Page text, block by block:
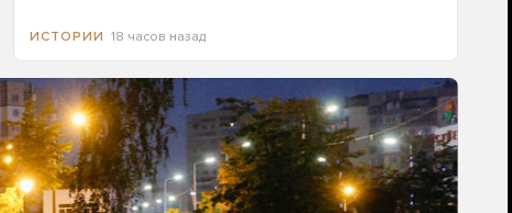
ИСТОРИИ 18 часов назад